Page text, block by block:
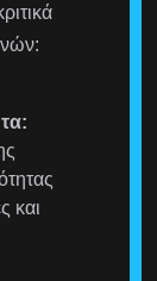
και